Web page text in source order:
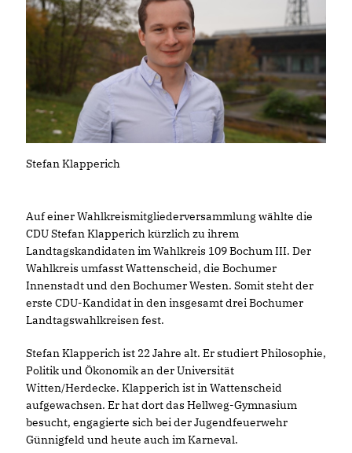
Stefan Klapperich
Auf einer Wahlkreismitgliederversammlung wählte die
CDU Stefan Klapperich kürzlich zu ihrem
Landtagskandidaten im Wahlkreis 109 Bochum III. Der
Wahlkreis umfasst Wattenscheid, die Bochumer
Innenstadt und den Bochumer Westen. Somit steht der
erste CDU-Kandidat in den insgesamt drei Bochumer
Landtagswahlkreisen fest.
Stefan Klapperich ist 22 Jahre alt. Er studiert Philosophie,
Politik und Ökonomik an der Universität
Witten/Herdecke. Klapperich ist in Wattenscheid
aufgewachsen. Er hat dort das Hellweg-Gymnasium
besucht, engagierte sich bei der Jugendfeuerwehr
Günnigfeld und heute auch im Karneval.